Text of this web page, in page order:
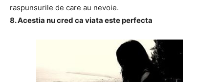
raspunsurile de care au nevoie.
8. Acestia nu cred ca viata este perfecta